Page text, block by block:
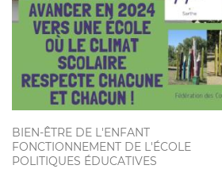
BIEN-ÊTRE DE L'ENFANT
FONCTIONNEMENT DE L'ÉCOLE
POLITIQUES ÉDUCATIVES